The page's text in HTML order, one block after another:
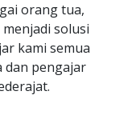
orang tua,
solusi
kami semua
dan pengajar